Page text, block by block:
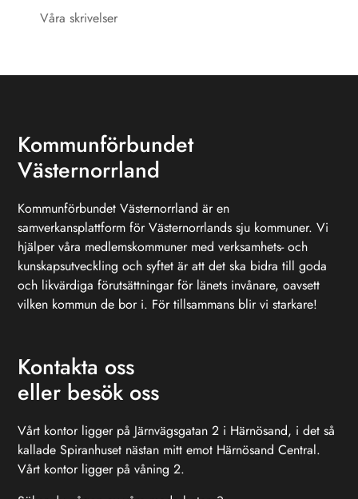
Våra skrivelser
Kommunförbundet
Västernorrland
Kommunförbundet Västernorrland är en
samverkansplattform för Västernorrlands sju kommuner. Vi
hjälper våra medlemskommuner med verksamhets- och
kunskapsutveckling och syftet är att det ska bidra till goda
och likvärdiga förutsättningar för länets invånare, oavsett
vilken kommun de bor i. För tillsammans blir vi starkare!
Kontakta oss
eller besök oss
Vårt kontor ligger på Järnvägsgatan 2 i Härnösand, i det så
kallade Spiranhuset nästan mitt emot Härnösand Central.
Vårt kontor ligger på våning 2.